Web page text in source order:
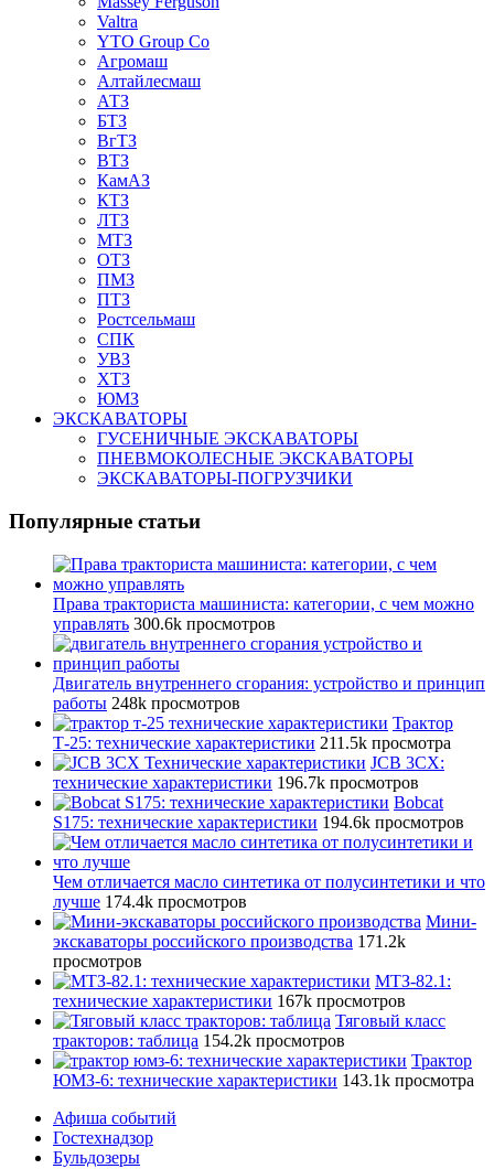
Valtra
YTO Group Co
Агромаш
Алтайлесмаш
АТЗ
БТЗ
ВгТЗ
ВТЗ
КамАЗ
КТЗ
ЛТЗ
МТЗ
ОТЗ
ПМЗ
ПТЗ
Ростсельмаш
СПК
УВЗ
ХТЗ
ЮМЗ
ЭКСКАВАТОРЫ
ГУСЕНИЧНЫЕ ЭКСКАВАТОРЫ
ПНЕВМОКОЛЕСНЫЕ ЭКСКАВАТОРЫ
ЭКСКАВАТОРЫ-ПОГРУЗЧИКИ
Популярные статьи
Права тракториста машиниста: категории, с чем можно
управлять 300.6k просмотров
Двигатель внутреннего сгорания: устройство и принцип
работы 248k просмотров
Трактор
Т-25: технические характеристики 211.5k просмотра
JCB 3CX:
технические характеристики 196.7k просмотров
Bobcat
S175: технические характеристики 194.6k просмотров
Чем отличается масло синтетика от полусинтетики и что
лучше 174.4k просмотров
Мини-
экскаваторы российского производства 171.2k
просмотров
МТЗ-82.1:
технические характеристики 167k просмотров
Тяговый класс
тракторов: таблица 154.2k просмотров
Трактор
ЮМЗ-6: технические характеристики 143.1k просмотра
Афиша событий
Гостехнадзор
Бульдозеры